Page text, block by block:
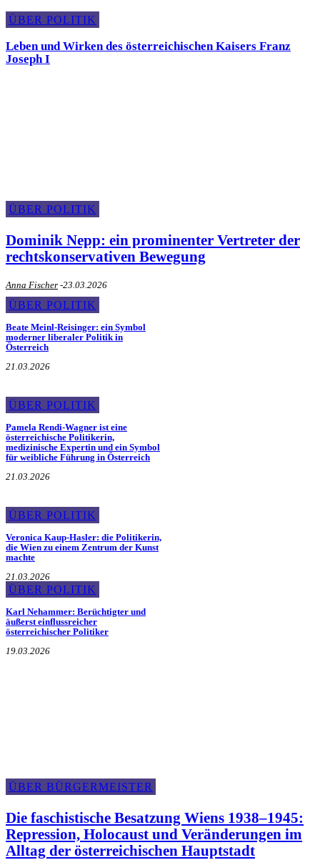
ÜBER POLITIK
Leben und Wirken des österreichischen Kaisers Franz
Joseph I
ÜBER POLITIK
Dominik Nepp: ein prominenter Vertreter der
rechtskonservativen Bewegung
Anna Fischer -23.03.2026
ÜBER POLITIK
Beate Meinl-Reisinger: ein Symbol
moderner liberaler Politik in
Österreich
21.03.2026
ÜBER POLITIK
Pamela Rendi-Wagner ist eine
österreichische Politikerin,
medizinische Expertin und ein Symbol
für weibliche Führung in Österreich
21.03.2026
ÜBER POLITIK
Veronica Kaup-Hasler: die Politikerin,
die Wien zu einem Zentrum der Kunst
machte
21.03.2026
ÜBER POLITIK
Karl Nehammer: Berüchtigter und
äußerst einflussreicher
österreichischer Politiker
19.03.2026
ÜBER BÜRGERMEISTER
Die faschistische Besatzung Wiens 1938–1945:
Repression, Holocaust und Veränderungen im
Alltag der österreichischen Hauptstadt